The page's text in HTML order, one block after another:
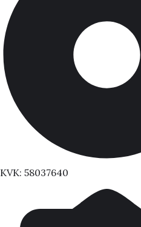
KVK: 58037640